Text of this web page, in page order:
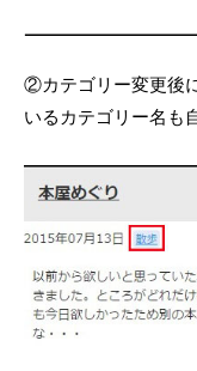
②カテゴリー変更後
いるカテゴリー名も